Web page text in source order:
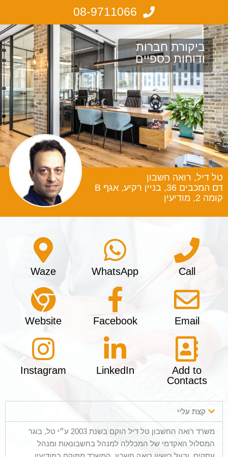
08-9711066
ביקורת חברות
ודוחות כספיים
טל דיל, רואה חשבון
דם המכבים 36, בניין רקיע, אגף B
קומה 2, מודיעין
Call
WhatsApp
Waze
Email
Facebook
Website
Add to
Contacts
LinkedIn
Instagram
קצת עליי
משרד רואה החשבון טל דיל הוקם בשנת 2003 ע״י טל, בוגר
המסלול האקדמי של המכללה למנהל בחשבונאות ומנהל